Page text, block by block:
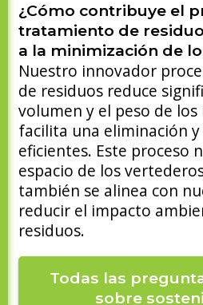
¿Cómo contribuye el
tratamiento de
a la minimización de
Nuestro innovador
de residuos reduce
volumen y el peso de
facilita una eliminación
eficientes. Este proceso
espacio de los
también se alinea con
reducir el impacto
residuos.
Todas las
sobre